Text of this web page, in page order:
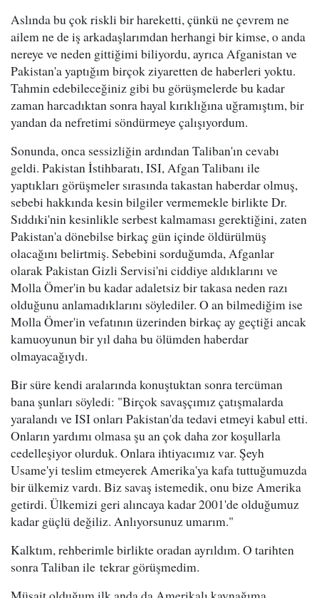
Aslında bu çok riskli bir hareketti, çünkü ne çevrem ne
ailem ne de iş arkadaşlarımdan herhangi bir kimse, o anda
nereye ve neden gittiğimi biliyordu, ayrıca Afganistan ve
Pakistan'a yaptığım birçok ziyaretten de haberleri yoktu.
Tahmin edebileceğiniz gibi bu görüşmelerde bu kadar
zaman harcadıktan sonra hayal kırıklığına uğramıştım, bir
yandan da nefretimi söndürmeye çalışıyordum.
Sonunda, onca sessizliğin ardından Taliban'ın cevabı
geldi. Pakistan İstihbaratı, ISI, Afgan Talibanı ile
yaptıkları görüşmeler sırasında takastan haberdar olmuş,
sebebi hakkında kesin bilgiler vermemekle birlikte Dr.
Sıddıki'nin kesinlikle serbest kalmaması gerektiğini, zaten
Pakistan'a dönebilse birkaç gün içinde öldürülmüş
olacağını belirtmiş. Sebebini sorduğumda, Afganlar
olarak Pakistan Gizli Servisi'ni ciddiye aldıklarını ve
Molla Ömer'in bu kadar adaletsiz bir takasa neden razı
olduğunu anlamadıklarını söylediler. O an bilmediğim ise
Molla Ömer'in vefatının üzerinden birkaç ay geçtiği ancak
kamuoyunun bir yıl daha bu ölümden haberdar
olmayacağıydı.
Bir süre kendi aralarında konuştuktan sonra tercüman
bana şunları söyledi: "Birçok savaşçımız çatışmalarda
yaralandı ve ISI onları Pakistan'da tedavi etmeyi kabul etti.
Onların yardımı olmasa şu an çok daha zor koşullarla
cedelleşiyor olurduk. Onlara ihtiyacımız var. Şeyh
Usame'yi teslim etmeyerek Amerika'ya kafa tuttuğumuzda
bir ülkemiz vardı. Biz savaş istemedik, onu bize Amerika
getirdi. Ülkemizi geri alıncaya kadar 2001'de olduğumuz
kadar güçlü değiliz. Anlıyorsunuz umarım."
Kalktım, rehberimle birlikte oradan ayrıldım. O tarihten
sonra Taliban ile tekrar görüşmedim.